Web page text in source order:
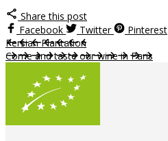
Share this post
Facebook
Twitter
Pinterest
Persian Plantation
Come and taste our wine in Paris